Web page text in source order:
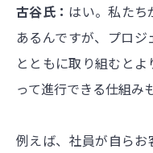
古谷氏： はい。私たち
あるんですが、プロ
とともに取り組むと
って進行できる仕組み
例えば、社員が自ら